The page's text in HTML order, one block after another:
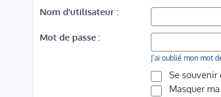
Nom d’utilisateur :
Mot de passe :
J’ai oublié mon mot
Se souvenir
Masquer